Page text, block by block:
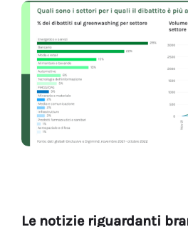
Le notizie riguardanti